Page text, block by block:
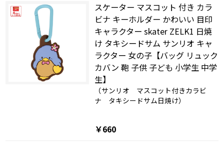
スケーター マスコット 付き カラ
ビナ キーホルダー かわいい 目印
キャラクター skater ZELK1 日焼
け タキシードサム サンリオ キャ
ラクター 女の子【バッグ リュック
カバン 鞄 子供 子ども 小学生 中学
生】
（サンリオ マスコット付きカラビ
ナ タキシードサム日焼け）
￥660